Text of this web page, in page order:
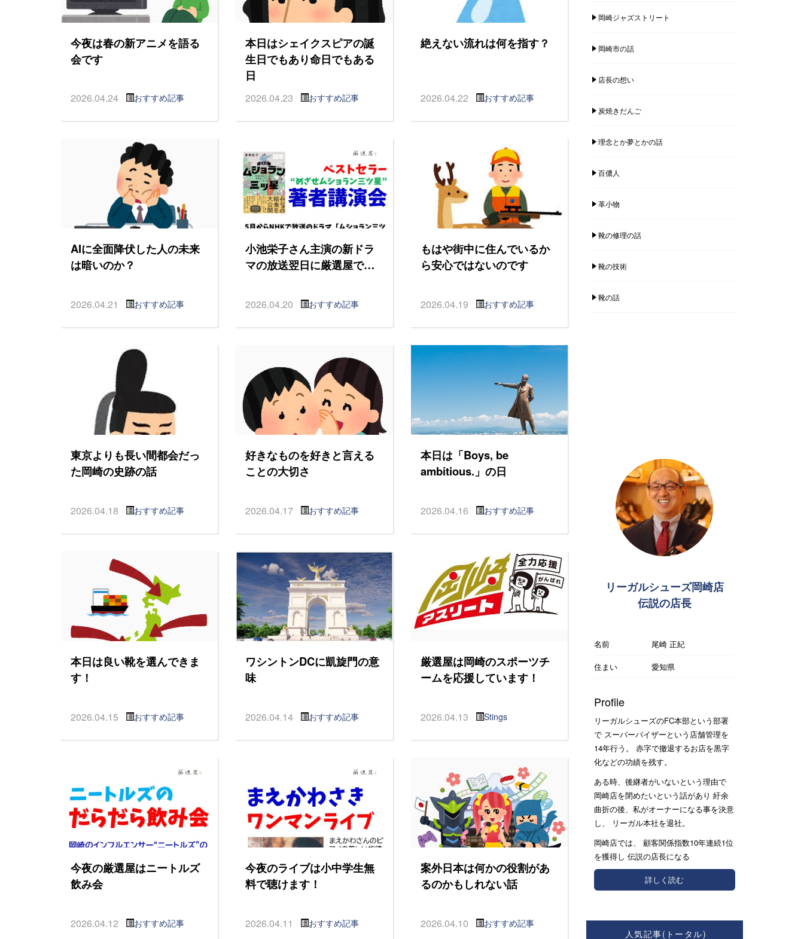
今夜は春の新アニメを語る
会です
2026.04.24 おすすめ記事
本日はシェイクスピアの誕
生日でもあり命日でもある
日
2026.04.23 おすすめ記事
絶えない流れは何を指す？
2026.04.22 おすすめ記事
AIに全面降伏した人の未来
は暗いのか？
2026.04.21 おすすめ記事
小池栄子さん主演の新ドラ
マの放送翌日に厳選屋で…
2026.04.20 おすすめ記事
もはや街中に住んでいるか
ら安心ではないのです
2026.04.19 おすすめ記事
東京よりも長い間都会だっ
た岡崎の史跡の話
2026.04.18 おすすめ記事
好きなものを好きと言える
ことの大切さ
2026.04.17 おすすめ記事
本日は「Boys, be
ambitious.」の日
2026.04.16 おすすめ記事
本日は良い靴を選んできま
す！
2026.04.15 おすすめ記事
ワシントンDCに凱旋門の意
味
2026.04.14 おすすめ記事
厳選屋は岡崎のスポーツチ
ームを応援しています！
2026.04.13 Stings
今夜の厳選屋はニートルズ
飲み会
2026.04.12 おすすめ記事
今夜のライブは小中学生無
料で聴けます！
2026.04.11 おすすめ記事
案外日本は何かの役割があ
るのかもしれない話
2026.04.10 おすすめ記事
岡崎ジャズストリート
岡崎市の話
店長の想い
炭焼きだんご
理念とか夢とかの話
百儂人
革小物
靴の修理の話
靴の技術
靴の話
リーガルシューズ岡崎店
伝説の店長
名前
尾崎 正紀
住まい
愛知県
Profile
リーガルシューズのFC本部という部署
で スーパーバイザーという店舗管理を
14年行う。 赤字で撤退するお店を黒字
化などの功績を残す。
ある時、後継者がいないという理由で
岡崎店を閉めたいという話があり 紆余
曲折の後、私がオーナーになる事を決意
し、 リーガル本社を退社。
岡崎店では、 顧客関係指数10年連続1位
を獲得し 伝説の店長になる
詳しく読む
人気記事(トータル)